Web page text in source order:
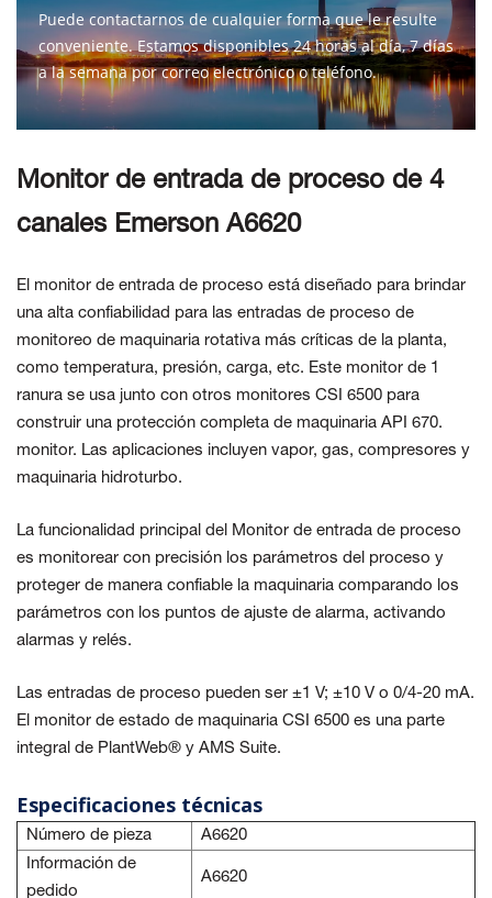
Puede contactarnos de cualquier forma que le resulte
conveniente. Estamos disponibles 24 horas al día, 7 días
a la semana por correo electrónico o teléfono.
CONTÁCTENOS
Monitor de entrada de proceso de 4
canales Emerson A6620
El monitor de entrada de proceso está diseñado para brindar
una alta confiabilidad para las entradas de proceso de
monitoreo de maquinaria rotativa más críticas de la planta,
como temperatura, presión, carga, etc. Este monitor de 1
ranura se usa junto con otros monitores CSI 6500 para
construir una protección completa de maquinaria API 670.
monitor. Las aplicaciones incluyen vapor, gas, compresores y
maquinaria hidroturbo.
La funcionalidad principal del Monitor de entrada de proceso
es monitorear con precisión los parámetros del proceso y
proteger de manera confiable la maquinaria comparando los
parámetros con los puntos de ajuste de alarma, activando
alarmas y relés.
Las entradas de proceso pueden ser ±1 V; ±10 V o 0/4-20 mA.
El monitor de estado de maquinaria CSI 6500 es una parte
integral de PlantWeb® y AMS Suite.
Especificaciones técnicas
Número de pieza
A6620
Información de
pedido
A6620